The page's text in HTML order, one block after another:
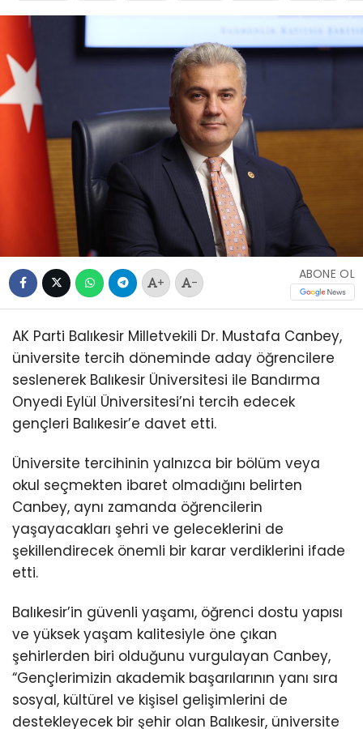
+ -
ABONE OL
AK Parti Balıkesir Milletvekili Dr. Mustafa Canbey,
üniversite tercih döneminde aday öğrencilere
seslenerek Balıkesir Üniversitesi ile Bandırma
Onyedi Eylül Üniversitesi’ni tercih edecek
gençleri Balıkesir’e davet etti.
Üniversite tercihinin yalnızca bir bölüm veya
okul seçmekten ibaret olmadığını belirten
Canbey, aynı zamanda öğrencilerin
yaşayacakları şehri ve geleceklerini de
şekillendirecek önemli bir karar verdiklerini ifade
etti.
Balıkesir’in güvenli yaşamı, öğrenci dostu yapısı
ve yüksek yaşam kalitesiyle öne çıkan
şehirlerden biri olduğunu vurgulayan Canbey,
“Gençlerimizin akademik başarılarının yanı sıra
sosyal, kültürel ve kişisel gelişimlerini de
destekleyecek bir şehir olan Balıkesir, üniversite